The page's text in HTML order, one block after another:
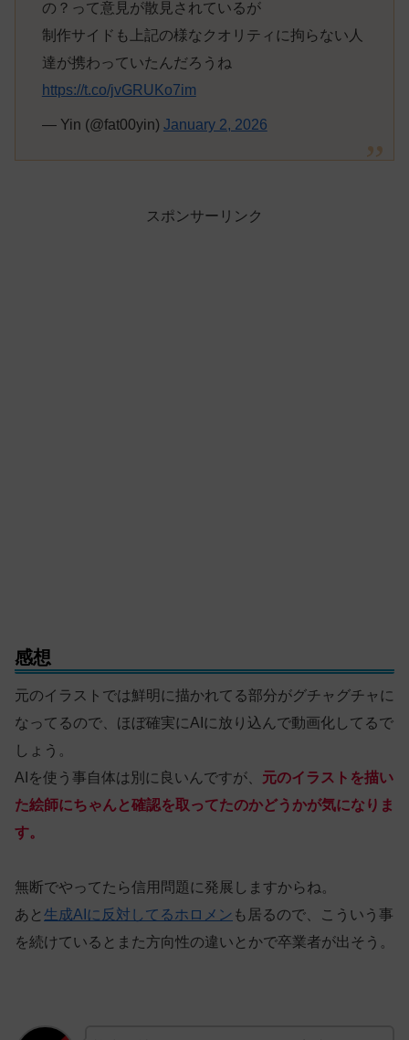
の？って意見が散見されているが
制作サイドも上記の様なクオリティに拘らない人
達が携わっていたんだろうね
https://t.co/jvGRUKo7im
— Yin (@fat00yin) January 2, 2026
スポンサーリンク
感想
元のイラストでは鮮明に描かれてる部分がグチャグチャに
なってるので、ほぼ確実にAIに放り込んで動画化してるで
しょう。
AIを使う事自体は別に良いんですが、 元のイラストを描い
た絵師にちゃんと確認を取ってたのかどうかが気になりま
す。
無断でやってたら信用問題に発展しますからね。
あと 生成AIに反対してるホロメン も居るので、こういう事
を続けているとまた方向性の違いとかで卒業者が出そう。